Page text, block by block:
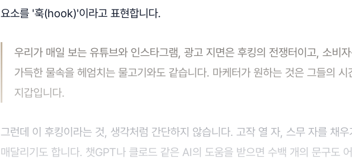
요소를 '훅(hook)'이라고 표현합니다.
우리가 매일 보는 유튜브와 인스타그램, 광고 지면은 후킹의 전쟁터이고, 소비
가득한 물속을 헤엄치는 물고기와도 같습니다. 마케터가 원하는 것은 그들의 시
지갑입니다.
그런데 이 후킹이라는 것, 생각처럼 간단하지 않습니다. 고작 열 자, 스무 자를 채
매달리기도 합니다. 챗GPT나 클로드 같은 AI의 도움을 받으면 수백 개의 문구도